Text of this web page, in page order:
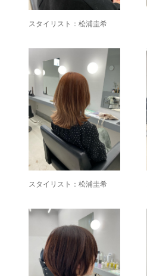
スタイリスト：松浦圭希
スタイリスト：松浦圭希